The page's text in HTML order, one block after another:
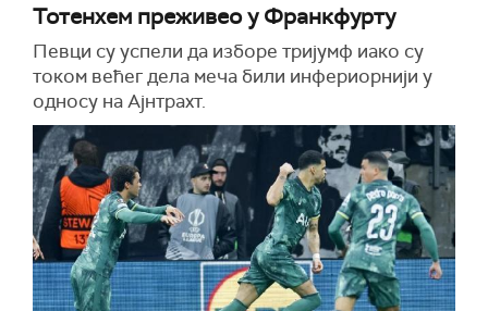
Тотенхем преживео у Франкфурту
Певци су успели да изборе тријумф иако су
током већег дела меча били инфериорнији у
односу на Ајнтрахт.